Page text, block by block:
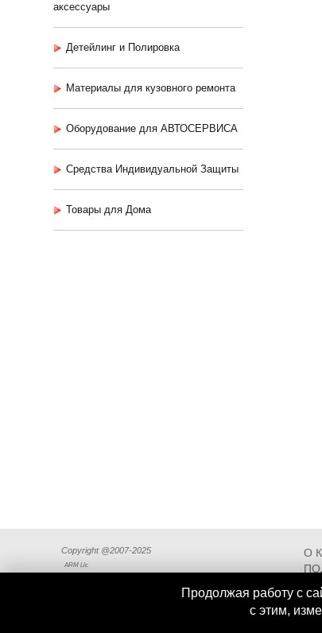
аксессуары
Детейлинг и Полировка
Материалы для кузовного ремонта
Оборудование для АВТОСЕРВИСА
Средства Индивидуальной Защиты
Товары для Дома
Продолжая работу с
с этим,
Copyright @2007-2025
ARM Llc
О